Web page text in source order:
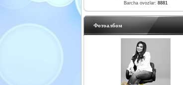
Barcha ovozlar: 8881
Фотоалбом